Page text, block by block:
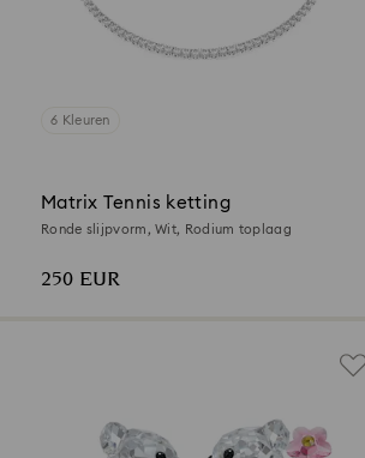
6 Kleuren
Matrix Tennis ketting
Ronde slijpvorm, Wit, Rodium toplaag
250 EUR